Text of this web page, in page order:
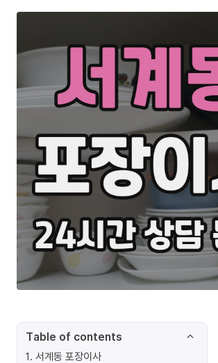
Table of contents
1. 서계동 포장이사